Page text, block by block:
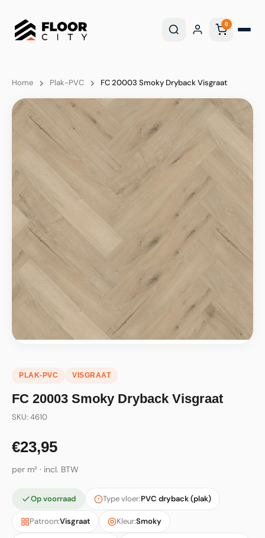
0
Home Plak-PVC FC 20003 Smoky Dryback Visgraat
PLAK-PVC VISGRAAT
FC 20003 Smoky Dryback Visgraat
SKU: 4610
€23,95
per m² · incl. BTW
Op voorraad Type vloer:PVC dryback (plak)
Patroon:Visgraat Kleur:Smoky